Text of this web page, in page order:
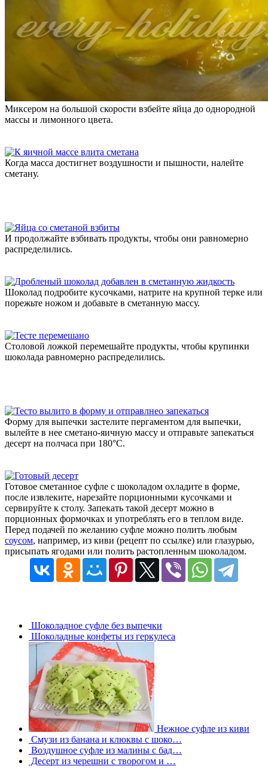
Миксером на большой скорости взбейте яйца до однородной
массы и лимонного цвета.
Когда масса достигнет воздушности и пышности, налейте
сметану.
И продолжайте взбивать продукты, чтобы они равномерно
распределились.
Шоколад подробите кусочками, натрите на крупной терке или
порежьте ножом и добавьте в сметанную массу.
Столовой ложкой перемешайте продукты, чтобы крупинки
шоколада равномерно распределились.
Форму для выпечки застелите пергаментом для выпечки,
вылейте в нее сметано-яичную массу и отправьте запекаться
десерт на полчаса при 180°С.
Готовое сметанное суфле с шоколадом охладите в форме,
после извлеките, нарезайте порционными кусочками и
сервируйте к столу. Запекать такой десерт можно в
порционных формочках и употреблять его в теплом виде.
Перед подачей по желанию суфле можно полить любым
соусом, например, из киви (рецепт по ссылке) или глазурью,
присыпать ягодами или полить растопленным шоколадом.
Шоколадное суфле без выпечки
Шоколадные конфеты из геркулеса
Нежное суфле из киви
Смузи из банана и клюквы с шоко…
Воздушное суфле из малины с бад…
Десерт из черешни с творогом и …